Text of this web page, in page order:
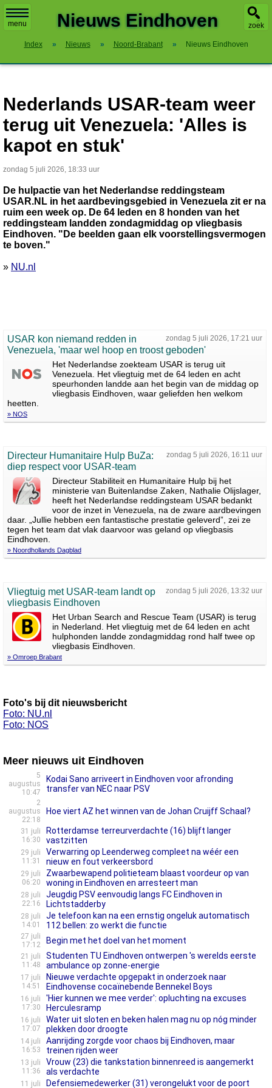
menu zoek
Nieuws Eindhoven
Index » Nieuws » Noord-Brabant » Nieuws Eindhoven
Nederlands USAR-team weer
terug uit Venezuela: 'Alles is
kapot en stuk'
zondag 5 juli 2026, 18:33 uur
De hulpactie van het Nederlandse reddingsteam
USAR.NL in het aardbevingsgebied in Venezuela zit er na
ruim een week op. De 64 leden en 8 honden van het
reddingsteam landden zondagmiddag op vliegbasis
Eindhoven. "De beelden gaan elk voorstellingsvermogen
te boven."
» NU.nl
zondag 5 juli 2026, 17:21 uur
USAR kon niemand redden in
Venezuela, 'maar wel hoop en troost geboden'
Het Nederlandse zoekteam USAR is terug uit
Venezuela. Het vliegtuig met de 64 leden en acht
speurhonden landde aan het begin van de middag op
vliegbasis Eindhoven, waar geliefden hen welkom
heetten.
» NOS
zondag 5 juli 2026, 16:11 uur
Directeur Humanitaire Hulp BuZa:
diep respect voor USAR-team
Directeur Stabiliteit en Humanitaire Hulp bij het
ministerie van Buitenlandse Zaken, Nathalie Olijslager,
heeft het Nederlandse reddingsteam USAR bedankt
voor de inzet in Venezuela, na de zware aardbevingen
daar. „Jullie hebben een fantastische prestatie geleverd”, zei ze
tegen het team dat vlak daarvoor was geland op vliegbasis
Eindhoven.
» Noordhollands Dagblad
zondag 5 juli 2026, 13:32 uur
Vliegtuig met USAR-team landt op
vliegbasis Eindhoven
Het Urban Search and Rescue Team (USAR) is terug
in Nederland. Het vliegtuig met de 64 leden en acht
hulphonden landde zondagmiddag rond half twee op
vliegbasis Eindhoven.
» Omroep Brabant
Foto's bij dit nieuwsbericht
Foto: NU.nl
Foto: NOS
Meer nieuws uit Eindhoven
5
augustus
10:47
Kodai Sano arriveert in Eindhoven voor afronding
transfer van NEC naar PSV
2
augustus
22:18
Hoe viert AZ het winnen van de Johan Cruijff Schaal?
31 juli
16:30
Rotterdamse terreurverdachte (16) blijft langer
vastzitten
29 juli
11:31
Verwarring op Leenderweg compleet na wéér een
nieuw en fout verkeersbord
29 juli
06:20
Zwaarbewapend politieteam blaast voordeur op van
woning in Eindhoven en arresteert man
28 juli
22:16
Jeugdig PSV eenvoudig langs FC Eindhoven in
Lichtstadderby
28 juli
14:01
Je telefoon kan na een ernstig ongeluk automatisch
112 bellen: zo werkt die functie
27 juli
17:12
Begin met het doel van het moment
21 juli
11:48
Studenten TU Eindhoven ontwerpen 's werelds eerste
ambulance op zonne-energie
17 juli
14:51
Nieuwe verdachte opgepakt in onderzoek naar
Eindhovense cocaïnebende Bennekel Boys
16 juli
17:30
'Hier kunnen we mee verder': opluchting na excuses
Herculesramp
16 juli
17:07
Water uit sloten en beken halen mag nu op nóg minder
plekken door droogte
14 juli
16:53
Aanrijding zorgde voor chaos bij Eindhoven, maar
treinen rijden weer
13 juli
11:36
Vrouw (23) die tankstation binnenreed is aangemerkt
als verdachte
11 juli Defensiemedewerker (31) verongelukt voor de poort